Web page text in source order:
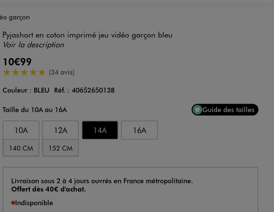
garçon
Pyjashort en coton imprimé jeu vidéo garçon bleu
Voir la description
10€99
5/5 de moyenne(34 avis)
Couleur
Couleur : BLEU Réf. : 40652650138
Taille du 10A au 16A
Guide des tailles
10A
140 CM
12A
152 CM
14A 16A
Livraison
Livraison sous 2 à 4 jours ouvrés en France métropolitaine.
Offert dès 40€ d'achat.
Indisponible